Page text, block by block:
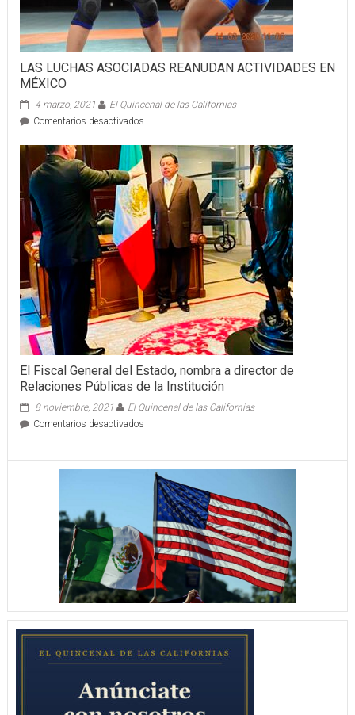
LAS LUCHAS ASOCIADAS REANUDAN ACTIVIDADES EN
MÉXICO
4 marzo, 2021
El Quincenal de las Californias
Comentarios desactivadosen
LUCHAS
ASOCIADAS
REANUDAN
ACTIVIDADES
EN
MÉXICO
El Fiscal General del Estado, nombra a director de
Relaciones Públicas de la Institución
8 noviembre, 2021
El Quincenal de las Californias
Comentarios desactivadosen
del
Estado,
nombra
director
de
Relaciones
Públicas
de
la
Institución